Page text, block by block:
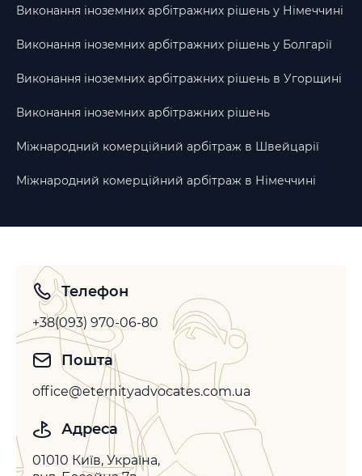
Виконання іноземних арбітражних рішень у Німеччині
Виконання іноземних арбітражних рішень у Болгарії
Виконання іноземних арбітражних рішень в Угорщині
Виконання іноземних арбітражних рішень
Міжнародний комерційний арбітраж в Швейцарії
Міжнародний комерційний арбітраж в Німеччині
Телефон
+38(093) 970-06-80
Пошта
office@eternityadvocates.com.ua
Адреса
01010 Київ, Україна,